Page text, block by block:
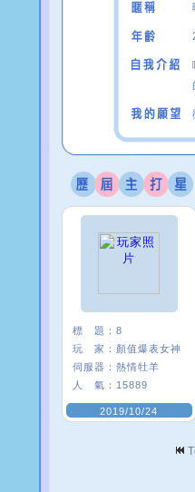
標 題： 8
玩 家： 顏值爆表女神
伺服器： 熱情牡羊
人 氣： 15889
2019/10/24